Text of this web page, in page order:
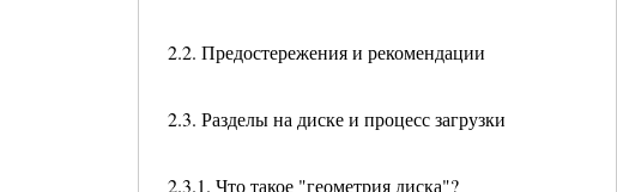
2.2. Предостережения и рекомендации
2.3. Разделы на диске и процесс загрузки
2.3.1. Что такое "геометрия диска"?